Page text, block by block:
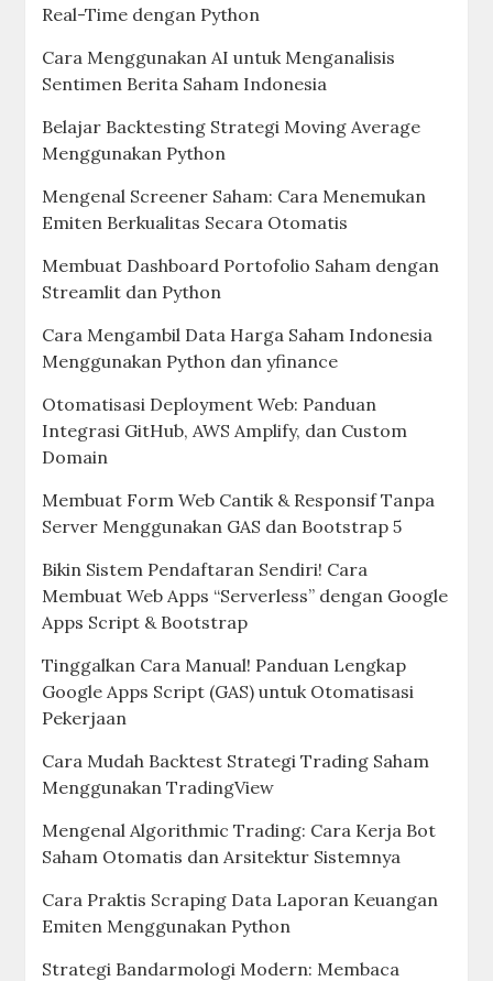
Real-Time dengan Python
Cara Menggunakan AI untuk Menganalisis
Sentimen Berita Saham Indonesia
Belajar Backtesting Strategi Moving Average
Menggunakan Python
Mengenal Screener Saham: Cara Menemukan
Emiten Berkualitas Secara Otomatis
Membuat Dashboard Portofolio Saham dengan
Streamlit dan Python
Cara Mengambil Data Harga Saham Indonesia
Menggunakan Python dan yfinance
Otomatisasi Deployment Web: Panduan
Integrasi GitHub, AWS Amplify, dan Custom
Domain
Membuat Form Web Cantik & Responsif Tanpa
Server Menggunakan GAS dan Bootstrap 5
Bikin Sistem Pendaftaran Sendiri! Cara
Membuat Web Apps “Serverless” dengan Google
Apps Script & Bootstrap
Tinggalkan Cara Manual! Panduan Lengkap
Google Apps Script (GAS) untuk Otomatisasi
Pekerjaan
Cara Mudah Backtest Strategi Trading Saham
Menggunakan TradingView
Mengenal Algorithmic Trading: Cara Kerja Bot
Saham Otomatis dan Arsitektur Sistemnya
Cara Praktis Scraping Data Laporan Keuangan
Emiten Menggunakan Python
Strategi Bandarmologi Modern: Membaca